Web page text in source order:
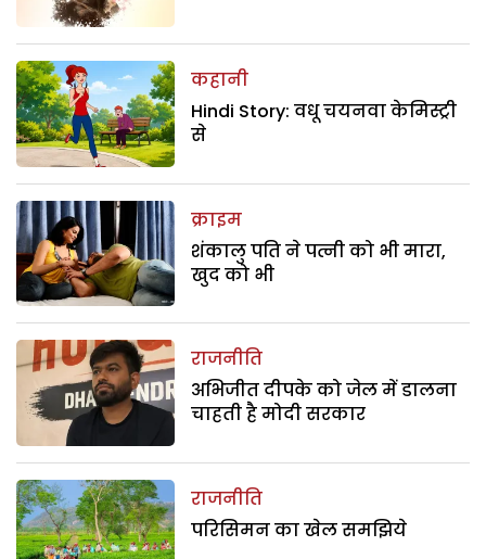
कहानी
Hindi Story: वधू चयनवा केमिस्ट्री
से
क्राइम
शंकालु पति ने पत्नी को भी मारा,
खुद को भी
राजनीति
अभिजीत दीपके को जेल में डालना
चाहती है मोदी सरकार
राजनीति
परिसिमन का खेल समझिये